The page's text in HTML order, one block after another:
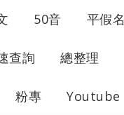
50音 平假名
查詢 總整理
粉專 Youtube